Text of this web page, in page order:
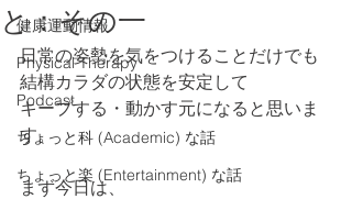
健康運動情報
Physical Therapy
Podcast
ちょっと科 (Academic) な話
ちょっと楽 (Entertainment) な話
と：その一
日常の姿勢を気をつけることだけでも
結構カラダの状態を安定して
キープする・動かす元になると思いま
す。
まず今日は、